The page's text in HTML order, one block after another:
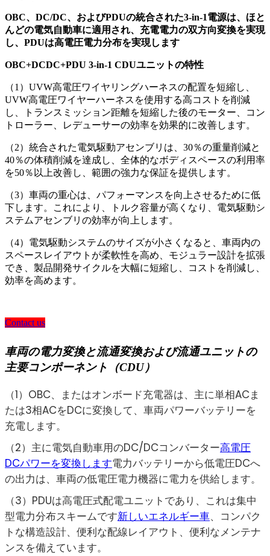
OBC、DC/DC、およびPDUの統合された3-in-1電源は、ほと
んどの電気自動車に適用され、充電電力の双方向変換を実現
し、PDUは高電圧電力分布を実現します
OBC+DCDC+PDU 3-in-1 CDUユニットの特性
（1）UVW高電圧ワイヤリングハーネスの配置を短縮し、
UVW高電圧ワイヤーハーネスを使用する高コストを削減
し、トランスミッション距離を短縮した後のモーター、コン
トローラー、レデューサーの効率を効果的に改善します。
（2）統合された電気駆動アセンブリは、30％の重量削減と
40％の体積削減を達成し、全体的なボディスペースの利用率
を50％以上改善し、範囲の強力な保証を提供します。
（3）車両の重心は、パフォーマンスを向上させるために低
下します。これにより、トルク容量が高くなり、電気駆動シ
ステムアセンブリの効率が向上します。
（4）電気駆動システムのサイズが小さくなると、車両内の
スペースレイアウトが柔軟性を高め、モジュラー設計を拡張
でき、製品開発サイクルを大幅に短縮し、コストを削減し、
効率を高めます。
Contact us
車両の電力変換と流通変換および流通ユニットの
主要コンポーネント（CDU）
（1）OBC、またはオンボード充電器は、主に単相ACま
たは3相ACをDCに変換して、車両パワーバッテリーを
充電します。
（2）主に電気自動車用のDC/DCコンバーター高電圧
DCパワーを変換します電力バッテリーから低電圧DCへ
の出力は、車両の低電圧電力機器に電力を供給します。
（3）PDUは高電圧式配電ユニットであり、これは集中
型電力分布スキームです新しいエネルギー車、コンパク
トな構造設計、便利な配線レイアウト、便利なメンテナ
ンスを備えています。